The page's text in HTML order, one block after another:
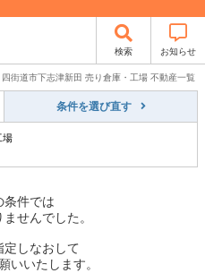
検索 お知らせ
街道市下志津新田 売り倉庫・工場 不動産一覧
条件を選び直す
場
条件では
せんでした。
定しなおして
いいたします。